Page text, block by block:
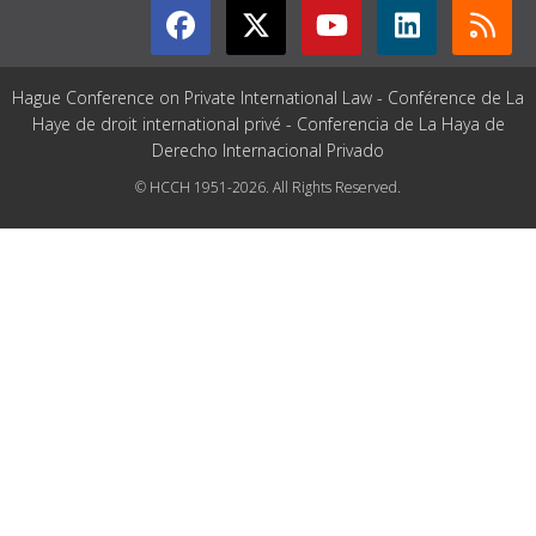
Hague Conference on Private International Law - Conférence de La
Haye de droit international privé - Conferencia de La Haya de
Derecho Internacional Privado
© HCCH 1951-2026. All Rights Reserved.